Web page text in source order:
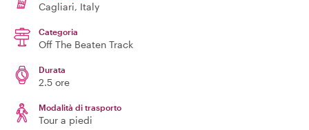
Cagliari, Italy
Categoria
Off The Beaten Track
Durata
2.5 ore
Modalità di trasporto
Tour a piedi